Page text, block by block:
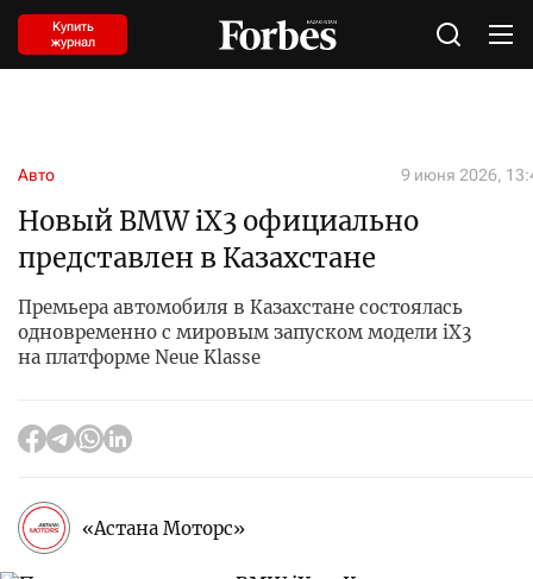
Купить
журнал
Авто 9 июня 2026,
Новый BMW iX3 официально
представлен в Казахстане
Премьера автомобиля в Казахстане состоялась
одновременно с мировым запуском модели iX3
на платформе Neue Klasse
«Астана Моторс»